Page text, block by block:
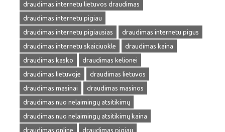
draudimas internetu lietuvos draudimas
draudimas internetu pigiau
draudimas internetu pigiausias
draudimas internetu pigus
draudimas internetu skaiciuokle
draudimas kaina
draudimas kasko
draudimas kelionei
draudimas lietuvoje
draudimas lietuvos
draudimas masinai
draudimas masinos
draudimas nuo nelaimingų atsitikimų
draudimas nuo nelaimingų atsitikimų kaina
draudimas online
draudimas pigiau